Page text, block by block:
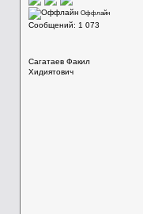
Оффлайн
Сообщений: 1 073
Сагатаев Факил
Хидиятович